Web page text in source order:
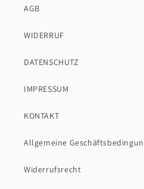
AGB
WIDERRUF
DATENSCHUTZ
IMPRESSUM
KONTAKT
Allgemeine
Widerrufsrecht